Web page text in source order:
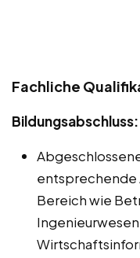
Fachliche
Bildungsabschluss:
entsprechende
Bereich wie